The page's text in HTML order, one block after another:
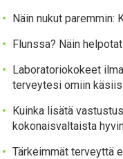
Näin nukut paremmin:
Flunssa? Näin
Laboratoriokokeet
terveytesi omiin
Kuinka lisätä
kokonaisvaltaista
Tärkeimmät terveyttä